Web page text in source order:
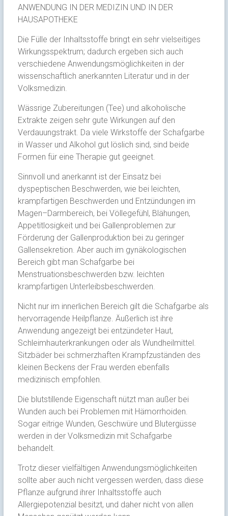
ANWENDUNG IN DER MEDIZIN UND IN DER
HAUSAPOTHEKE
Die Fülle der Inhaltsstoffe bringt ein sehr vielseitiges
Wirkungsspektrum; dadurch ergeben sich auch
verschiedene Anwendungsmöglichkeiten in der
wissenschaftlich anerkannten Literatur und in der
Volksmedizin.
Wässrige Zubereitungen (Tee) und alkoholische
Extrakte zeigen sehr gute Wirkungen auf den
Verdauungstrakt. Da viele Wirkstoffe der Schafgarbe
in Wasser und Alkohol gut löslich sind, sind beide
Formen für eine Therapie gut geeignet.
Sinnvoll und anerkannt ist der Einsatz bei
dyspeptischen Beschwerden, wie bei leichten,
krampfartigen Beschwerden und Entzündungen im
Magen–Darmbereich, bei Völlegefühl, Blähungen,
Appetitlosigkeit und bei Gallenproblemen zur
Förderung der Gallenproduktion bei zu geringer
Gallensekretion. Aber auch im gynäkologischen
Bereich gibt man Schafgarbe bei
Menstruationsbeschwerden bzw. leichten
krampfartigen Unterleibsbeschwerden.
Nicht nur im innerlichen Bereich gilt die Schafgarbe als
hervorragende Heilpflanze. Äußerlich ist ihre
Anwendung angezeigt bei entzündeter Haut,
Schleimhauterkrankungen oder als Wundheilmittel.
Sitzbäder bei schmerzhaften Krampfzuständen des
kleinen Beckens der Frau werden ebenfalls
medizinisch empfohlen.
Die blutstillende Eigenschaft nützt man außer bei
Wunden auch bei Problemen mit Hämorrhoiden.
Sogar eitrige Wunden, Geschwüre und Blutergüsse
werden in der Volksmedizin mit Schafgarbe
behandelt.
Trotz dieser vielfältigen Anwendungsmöglichkeiten
sollte aber auch nicht vergessen werden, dass diese
Pflanze aufgrund ihrer Inhaltsstoffe auch
Allergiepotenzial besitzt, und daher nicht von allen